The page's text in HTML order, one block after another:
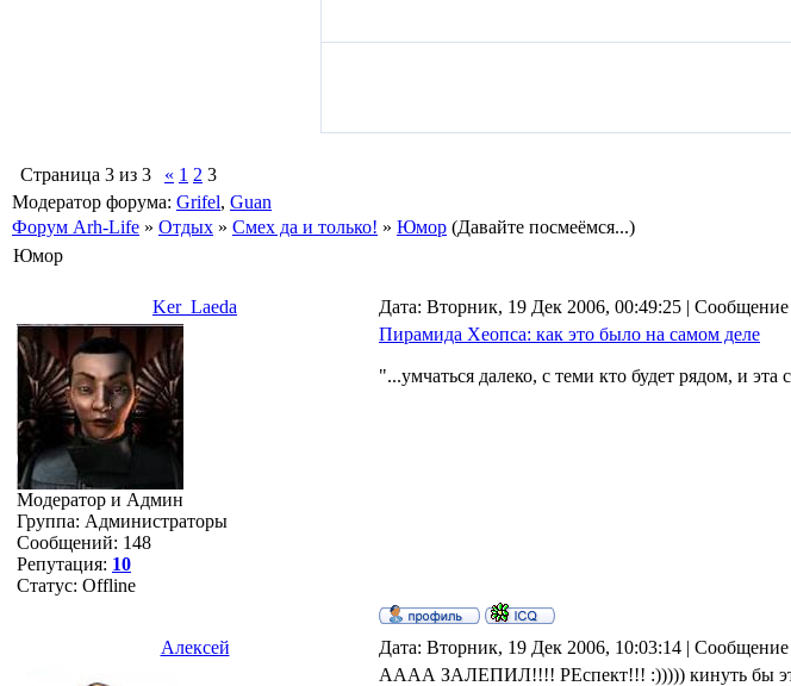
Страница 3 из 3 « 1 2 3
Модератор форума: Grifel, Guan
Форум Arh-Life » Отдых » Смех да и только! » Юмор (Давайте посмеёмся...)
Юмор
Ker_Laeda Дата: Вторник, 19 Дек 2006, 00:49:25 |
Модератор и Админ
Группа: Администраторы
Сообщений: 148
Репутация: 10
Статус: Offline
Пирамида Хеопса: как это было на самом деле
"...умчаться далеко, с теми кто будет рядом, и
Алексей Дата: Вторник, 19 Дек 2006, 10:03:14 |
АААА ЗАЛЕПИЛ!!!! РЕспект!!! :))))) кинуть бы